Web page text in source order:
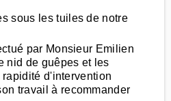
sous les tuiles de notre
par Monsieur Emilien
nid de guêpes et les
d'intervention
travail à recommander